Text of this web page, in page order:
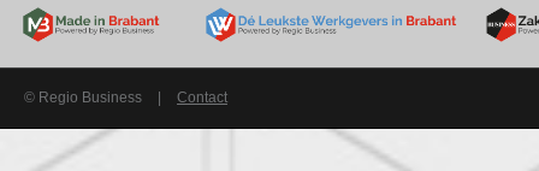
© Regio Business Contact